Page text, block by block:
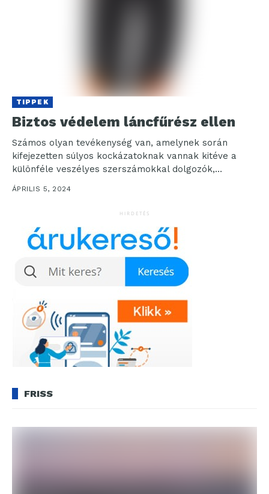
TIPPEK
Biztos védelem láncfűrész ellen
Számos olyan tevékenység van, amelynek során
kifejezetten súlyos kockázatoknak vannak kitéve a
különféle veszélyes szerszámokkal dolgozók,
gondoljunk csak a favágásra, a fakitermelésre és...
ÁPRILIS 5, 2024
HIRDETÉS
FRISS